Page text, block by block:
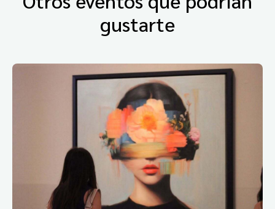
gustarte